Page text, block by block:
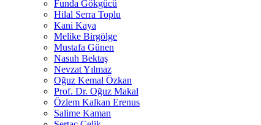
Funda Gökgücü
Hilal Serra Toplu
Kani Kaya
Melike Birgölge
Mustafa Günen
Nasuh Bektaş
Nevzat Yılmaz
Oğuz Kemal Özkan
Prof. Dr. Oğuz Makal
Özlem Kalkan Erenus
Salime Kaman